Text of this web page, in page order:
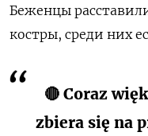
Беженцы
костры, среди них
🔴 Coraz
zbiera się na